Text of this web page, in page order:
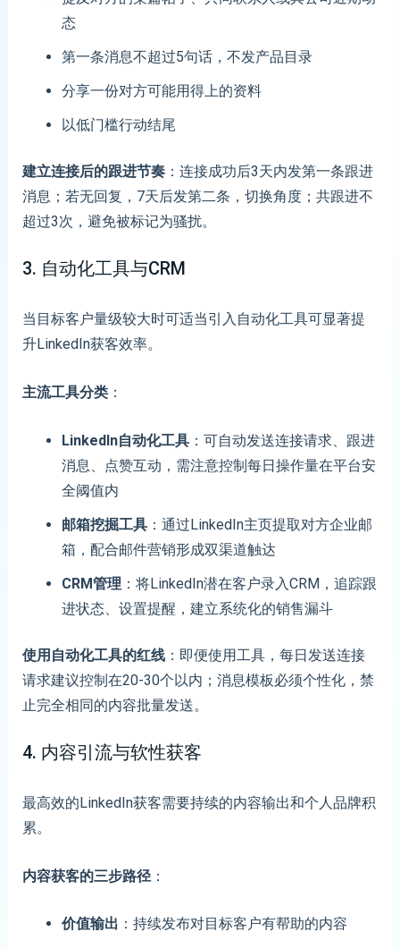
态
第一条消息不超过5句话，不发产品目录
分享一份对方可能用得上的资料
以低门槛行动结尾
建立连接后的跟进节奏：连接成功后3天内发第一条跟进
消息；若无回复，7天后发第二条，切换角度；共跟进不
超过3次，避免被标记为骚扰。
3. 自动化工具与CRM
当目标客户量级较大时可适当引入自动化工具可显著提
升LinkedIn获客效率。
主流工具分类：
LinkedIn自动化工具：可自动发送连接请求、跟进
消息、点赞互动，需注意控制每日操作量在平台安
全阈值内
邮箱挖掘工具：通过LinkedIn主页提取对方企业邮
箱，配合邮件营销形成双渠道触达
CRM管理 ：将LinkedIn潜在客户录入CRM，追踪跟
进状态、设置提醒，建立系统化的销售漏斗
使用自动化工具的红线：即便使用工具，每日发送连接
请求建议控制在20-30个以内；消息模板必须个性化，禁
止完全相同的内容批量发送。
4. 内容引流与软性获客
最高效的LinkedIn获客需要持续的内容输出和个人品牌积
累。
内容获客的三步路径：
价值输出 ：持续发布对目标客户有帮助的内容